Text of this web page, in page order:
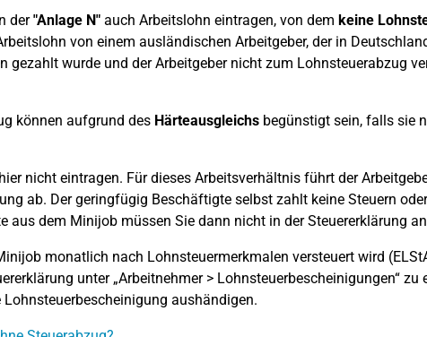
der"Anlage N"auch Arbeitslohn eintragen, von dem keine
von einem ausländischen Arbeitgeber, der in
gezahlt wurde und der Arbeitgeber nicht zum Lohnsteuerabzug
können aufgrund des Härteausgleichsbegünstigt sein, falls sie
nicht eintragen. Für dieses Arbeitsverhältnis führt der
ab. Der geringfügig Beschäftigte selbst zahlt keine Steuern oder
aus dem Minijob müssen Sie dann nicht in der Steuererklärung
monatlich nach Lohnsteuermerkmalen versteuert wird
unter „Arbeitnehmer > Lohnsteuerbescheinigungen“ zu
aushändigen.